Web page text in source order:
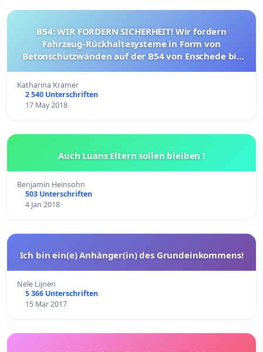
B54: WIR FORDERN SICHERHEIT! Wir fordern
Fahrzeug-Rückhaltesysteme in Form von
Betonschutzwänden auf der B54 von Enschede bis
Katharina Kramer
2 540 Unterschriften
17 May 2018
Auch Luans Eltern sollen bleiben !
Benjamin Heinsohn
503 Unterschriften
4 Jan 2018
Ich bin ein(e) Anhänger(in) des Grundeinkommens!
Nele Lijnen
5 366 Unterschriften
15 Mar 2017